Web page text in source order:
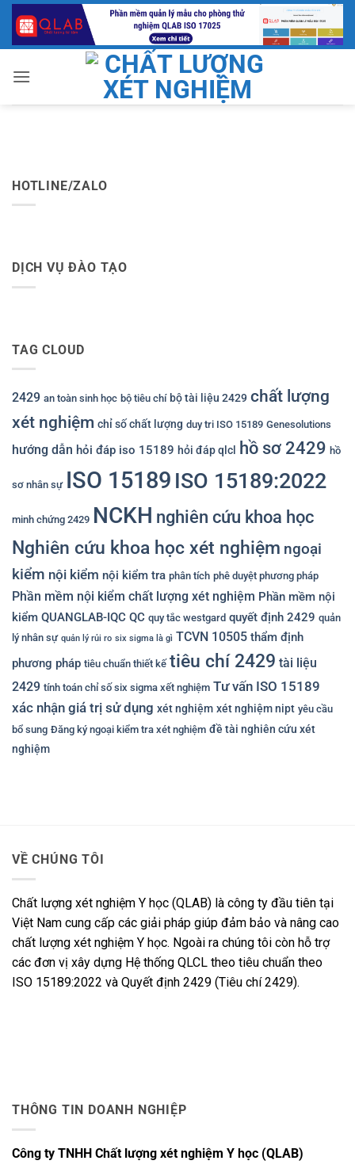
Bỏ
qua
nội
dung
HOTLINE/ZALO
DỊCH VỤ ĐÀO TẠO
TAG CLOUD
2429 an toàn sinh học bộ tiêu chí bộ tài liệu 2429 chất lượng
xét nghiệm chỉ số chất lượng duy tri ISO 15189 Genesolutions
hướng dẫn hỏi đáp iso 15189 hỏi đáp qlcl hồ sơ 2429 hồ
sơ nhân sự ISO 15189 ISO 15189:2022
minh chứng 2429 NCKH nghiên cứu khoa học
Nghiên cứu khoa học xét nghiệm ngoại
kiểm nội kiểm nội kiểm tra phân tích phê duyệt phương pháp
Phần mềm nội kiểm chất lượng xét nghiệm Phần mềm nội
kiểm QUANGLAB-IQC QC quy tắc westgard quyết định 2429 quản
lý nhân sự quản lý rủi ro six sigma là gì TCVN 10505 thẩm định
phương pháp tiêu chuẩn thiết kế tiêu chí 2429 tài liệu
2429 tính toán chỉ số six sigma xết nghiệm Tư vấn ISO 15189
xác nhận giá trị sử dụng xét nghiệm xét nghiệm nipt yêu cầu
bổ sung Đăng ký ngoại kiểm tra xét nghiệm đề tài nghiên cứu xét
nghiệm
VỀ CHÚNG TÔI
Chất lượng xét nghiệm Y học (QLAB) là công ty đầu tiên tại
Việt Nam cung cấp các giải pháp giúp đảm bảo và nâng cao
chất lượng xét nghiệm Y học. Ngoài ra chúng tôi còn hỗ trợ
các đơn vị xây dựng Hệ thống QLCL theo tiêu chuẩn theo
ISO 15189:2022 và Quyết định 2429 (Tiêu chí 2429).
THÔNG TIN DOANH NGHIỆP
Công ty TNHH Chất lượng xét nghiệm Y học (QLAB)